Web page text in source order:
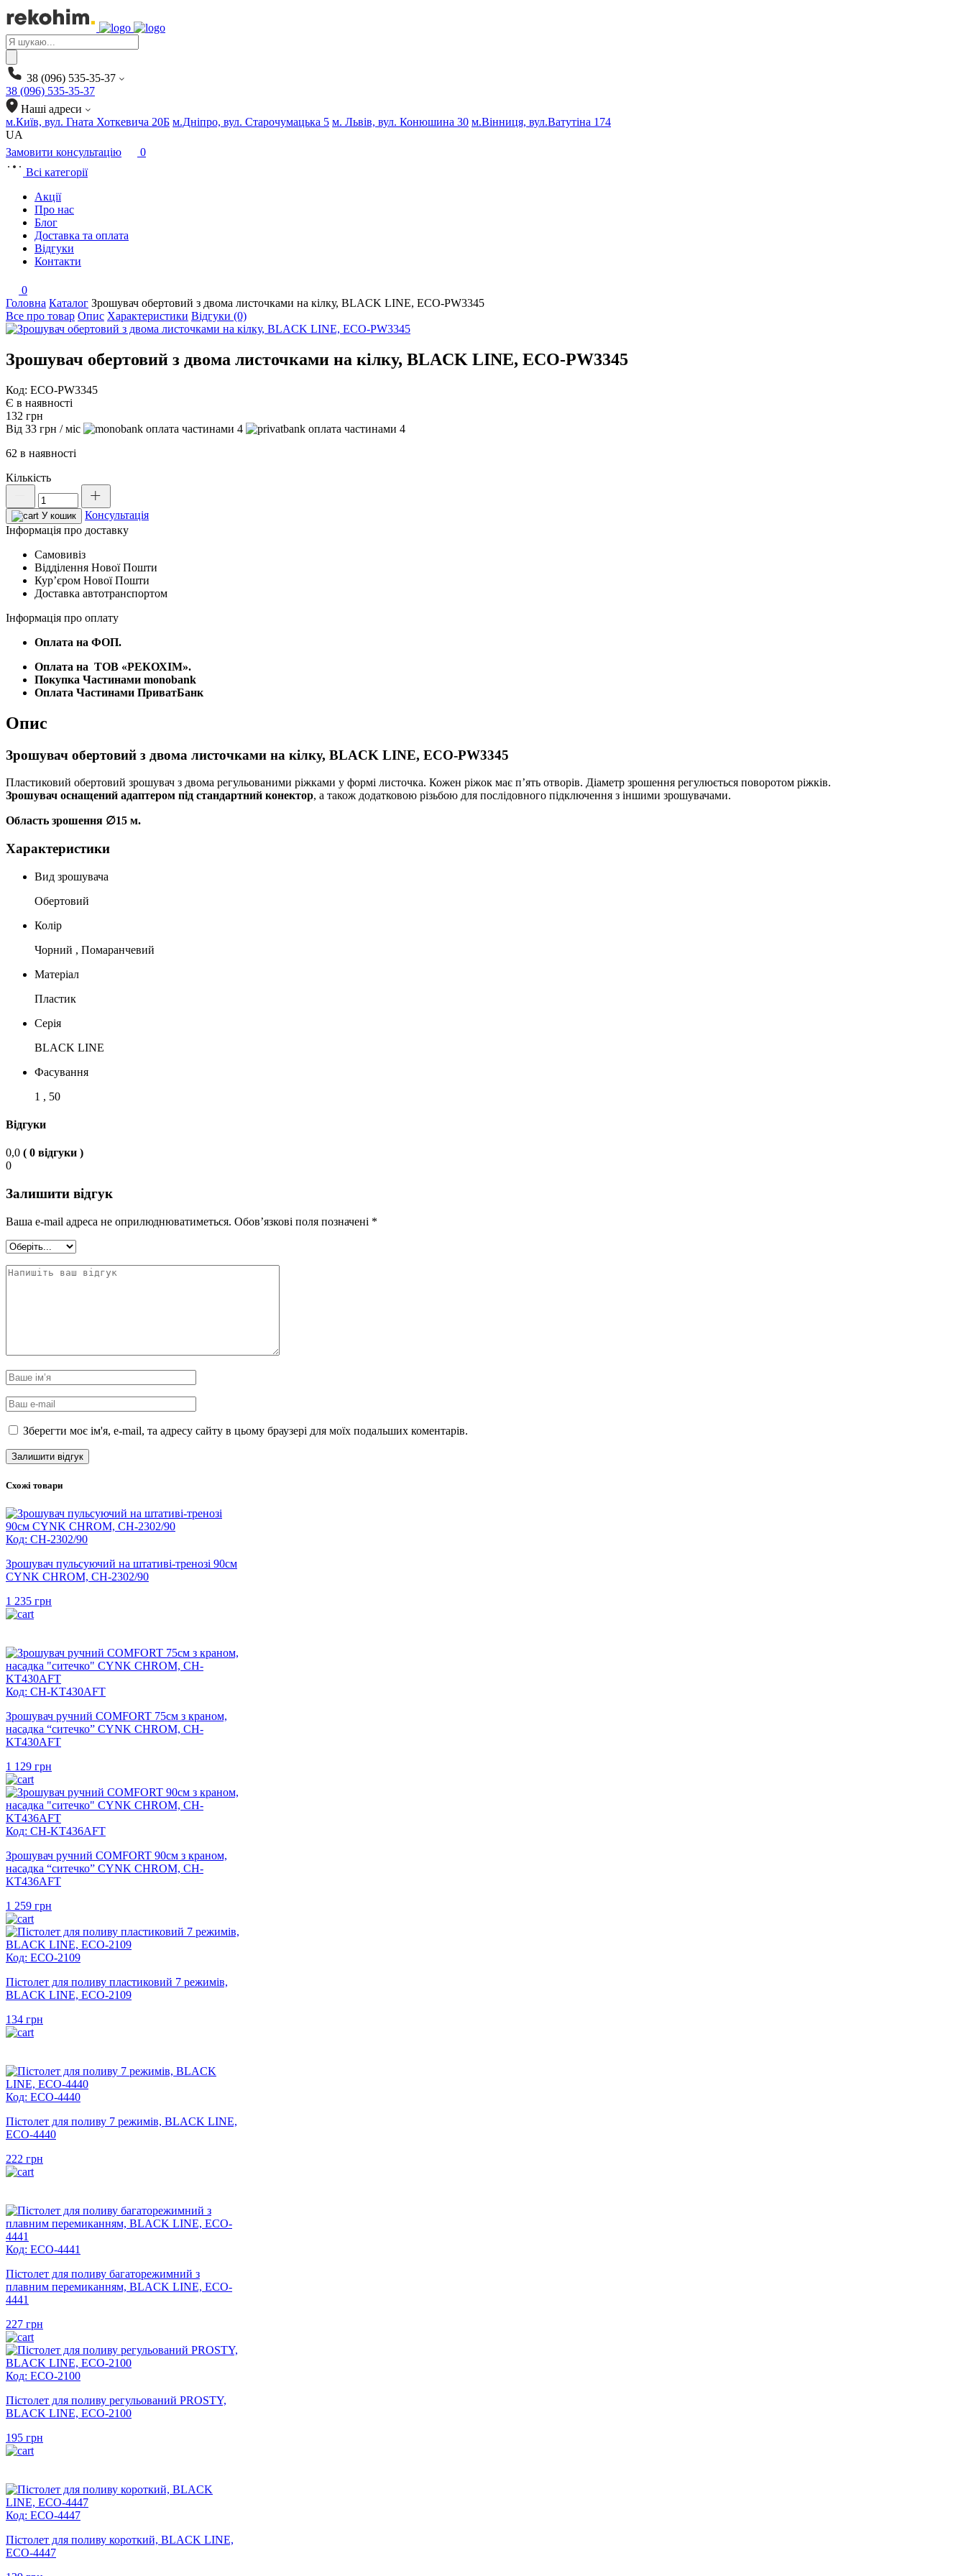
Products
search
38 (096) 535-35-37
38 (096) 535-35-37
Наші адреси
м.Київ, вул. Гната Хоткевича 20Б м.Дніпро, вул. Старочумацька 5 м. Львів, вул. Конюшина 30 м.Вінниця, вул.Ватутіна 174
UA
Замовити консультацію
0
Всі категорії
Акції
Про нас
Блог
Доставка та оплата
Відгуки
Контакти
0
Головна Каталог Зрошувач обертовий з двома листочками на кілку, BLACK LINE, ECO-PW3345
Все про товар Опис Характеристики Відгуки (0)
Зрошувач обертовий з двома листочками на кілку, BLACK LINE, ECO-PW3345
Код: ECO-PW3345
Є в наявності
132 грн
Від 33 грн / міс 4
4
62 в наявності
Кількість
Зрошувач
обертовий
з
двома
на
кілку,
BLACK
LINE,
PW3345
У кошик
Консультація
Інформація про доставку
Самовивіз
Відділення Нової Пошти
Курʼєром Нової Пошти
Доставка автотранспортом
Інформація про оплату
Оплата на ФОП.
Оплата на ТОВ «РЕКОХІМ».
Покупка Частинами monobank
Оплата Частинами ПриватБанк
Опис
Зрошувач обертовий з двома листочками на кілку, BLACK LINE, ECO-PW3345
Пластиковий обертовий зрошувач з двома регульованими ріжками у формі листочка. Кожен ріжок має п’ять отворів. Діаметр зрошення регулюється поворотом ріжків.
Зрошувач оснащений адаптером під стандартний конектор, а також додатковою різьбою для послідовного підключення з іншими зрошувачами.
Область зрошення ∅15 м.
Характеристики
Вид зрошувача
Обертовий
Колір
Чорний , Помаранчевий
Матеріал
Пластик
Серія
BLACK LINE
Фасування
1 , 50
Відгуки
0,0 ( 0 відгуки )
0
Залишити відгук
Ваша e-mail адреса не оприлюднюватиметься. Обов’язкові поля позначені *
Зберегти моє ім'я, e-mail, та адресу сайту в цьому браузері для моїх подальших коментарів.
Схожі товари
Код: CH-2302/90
Зрошувач пульсуючий на штативі-тренозі 90см
CYNK CHROM, CH-2302/90
1 235 грн
Код: CH-KT430AFT
Зрошувач ручний COMFORT 75см з краном,
насадка “ситечко” CYNK CHROM, CH-
KT430AFT
1 129 грн
Код: CH-KT436AFT
Зрошувач ручний COMFORT 90см з краном,
насадка “ситечко” CYNK CHROM, CH-
KT436AFT
1 259 грн
Код: ECO-2109
Пістолет для поливу пластиковий 7 режимів,
BLACK LINE, ECO-2109
134 грн
Код: ECO-4440
Пістолет для поливу 7 режимів, BLACK LINE,
ECO-4440
222 грн
Код: ECO-4441
Пістолет для поливу багаторежимний з
плавним перемиканням, BLACK LINE, ECO-
4441
227 грн
Код: ECO-2100
Пістолет для поливу регульований PROSTY,
BLACK LINE, ECO-2100
195 грн
Код: ECO-4447
Пістолет для поливу короткий, BLACK LINE,
ECO-4447